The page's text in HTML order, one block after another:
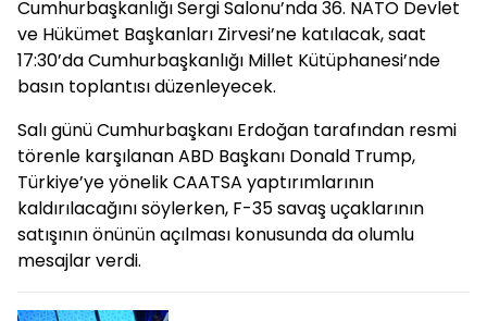
Cumhurbaşkanlığı Sergi Salonu’nda 36. NATO Devlet
ve Hükümet Başkanları Zirvesi’ne katılacak, saat
17:30’da Cumhurbaşkanlığı Millet Kütüphanesi’nde
basın toplantısı düzenleyecek.
Salı günü Cumhurbaşkanı Erdoğan tarafından resmi
törenle karşılanan ABD Başkanı Donald Trump,
Türkiye’ye yönelik CAATSA yaptırımlarının
kaldırılacağını söylerken, F-35 savaş uçaklarının
satışının önünün açılması konusunda da olumlu
mesajlar verdi.